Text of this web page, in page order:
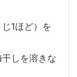
1ほど）を
しを溶きな